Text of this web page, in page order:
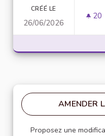
CRÉÉ LE
26/06/2026
20
AMENDER
Proposez une